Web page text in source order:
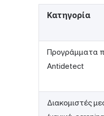
Κατηγορία
Προγράμματα
Antidetect
Διακομιστές